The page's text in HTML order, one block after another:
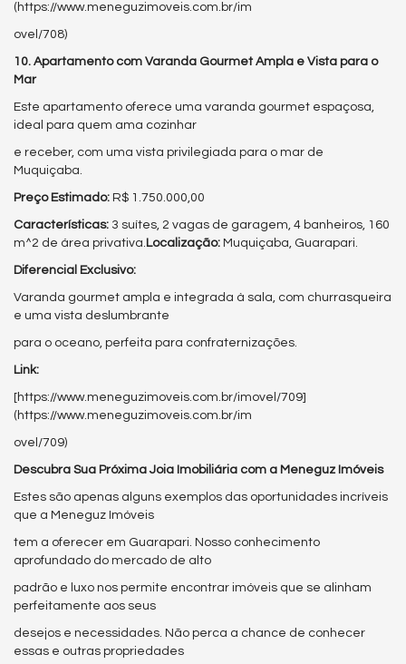
(https://www.meneguzimoveis.com.br/im
ovel/708)
10. Apartamento com Varanda Gourmet Ampla e Vista para o
Mar
Este apartamento oferece uma varanda gourmet espaçosa,
ideal para quem ama cozinhar
e receber, com uma vista privilegiada para o mar de
Muquiçaba.
Preço Estimado: R$ 1.750.000,00
Características: 3 suítes, 2 vagas de garagem, 4 banheiros, 160
m^2 de área privativa. Localização: Muquiçaba, Guarapari.
Diferencial Exclusivo:
Varanda gourmet ampla e integrada à sala, com churrasqueira
e uma vista deslumbrante
para o oceano, perfeita para confraternizações.
Link:
[https://www.meneguzimoveis.com.br/imovel/709]
(https://www.meneguzimoveis.com.br/im
ovel/709)
Descubra Sua Próxima Joia Imobiliária com a Meneguz Imóveis
Estes são apenas alguns exemplos das oportunidades incríveis
que a Meneguz Imóveis
tem a oferecer em Guarapari. Nosso conhecimento
aprofundado do mercado de alto
padrão e luxo nos permite encontrar imóveis que se alinham
perfeitamente aos seus
desejos e necessidades. Não perca a chance de conhecer
essas e outras propriedades